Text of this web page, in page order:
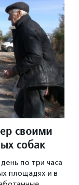
своими
собак
по три часа
площадях и в